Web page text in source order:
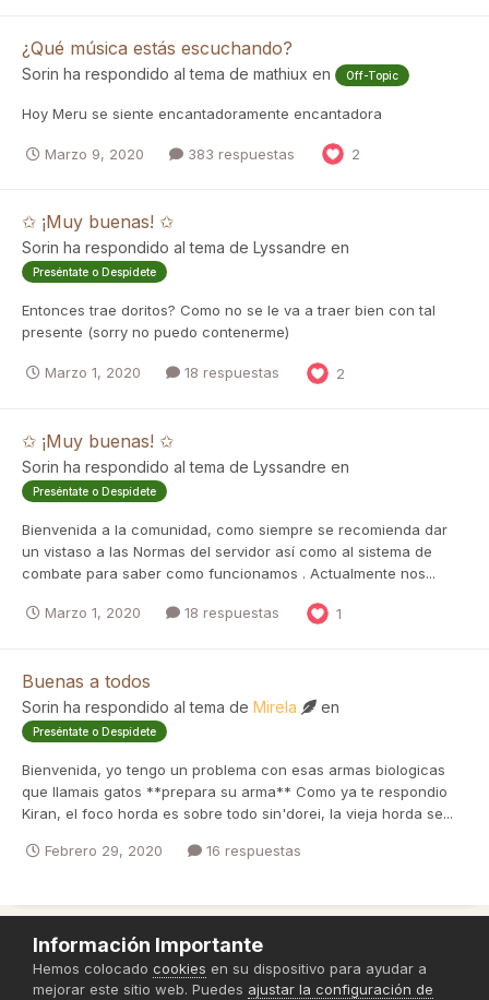
¿Qué música estás escuchando?
Sorin ha respondido al tema de mathiux en Off-Topic
Hoy Meru se siente encantadoramente encantadora
Marzo 9, 2020 383 respuestas 2
✩ ¡Muy buenas! ✩
Sorin ha respondido al tema de Lyssandre en
Preséntate o Despídete
Entonces trae doritos? Como no se le va a traer bien con tal
presente (sorry no puedo contenerme)
Marzo 1, 2020 18 respuestas 2
✩ ¡Muy buenas! ✩
Sorin ha respondido al tema de Lyssandre en
Preséntate o Despídete
Bienvenida a la comunidad, como siempre se recomienda dar
un vistaso a las Normas del servidor así como al sistema de
combate para saber como funcionamos . Actualmente nos...
Marzo 1, 2020 18 respuestas 1
Buenas a todos
Sorin ha respondido al tema de Mirela en
Preséntate o Despídete
Bienvenida, yo tengo un problema con esas armas biologicas
que llamais gatos **prepara su arma** Como ya te respondio
Kiran, el foco horda es sobre todo sin'dorei, la vieja horda se...
Febrero 29, 2020 16 respuestas
Política de Privacidad
Powered by Invision Community
Información Importante
Hemos colocado cookies en su dispositivo para ayudar a
mejorar este sitio web. Puedes ajustar la configuración de